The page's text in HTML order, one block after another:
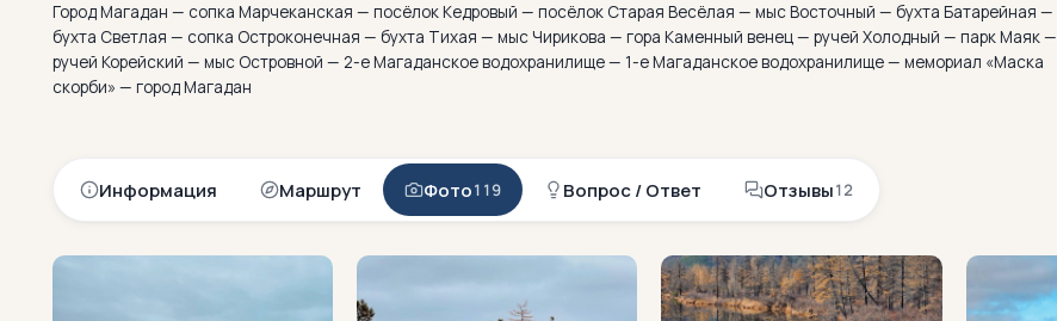
Город Магадан — сопка Марчеканская — посёлок Кедровый — посёлок Старая Весёлая — мыс Восточный — бухта Батарейная —
бухта Светлая — сопка Остроконечная — бухта Тихая — мыс Чирикова — гора Каменный венец — ручей Холодный — парк Маяк —
ручей Корейский — мыс Островной — 2-е Магаданское водохранилище — 1-е Магаданское водохранилище — мемориал «Маска
скорби» — город Магадан
Информация Маршрут Фото119 Вопрос / Ответ Отзывы12